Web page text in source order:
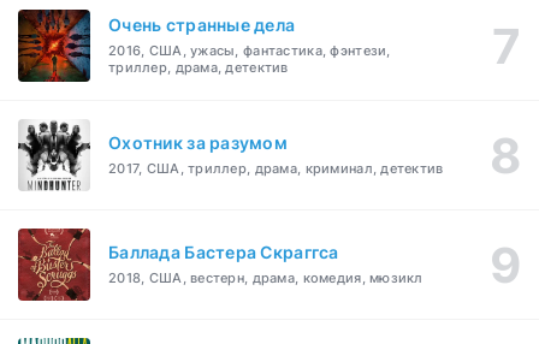
Очень странные дела
2016, США, ужасы, фантастика, фэнтези,
триллер, драма, детектив
Охотник за разумом
2017, США, триллер, драма, криминал, детектив
Баллада Бастера Скраггса
2018, США, вестерн, драма, комедия, мюзикл